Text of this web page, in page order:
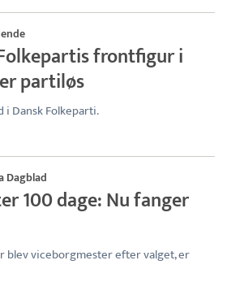
frontfigur i
partiløs
Dansk Folkeparti.
Dagblad
100 dage: Nu fanger
blev viceborgmester efter valget, er